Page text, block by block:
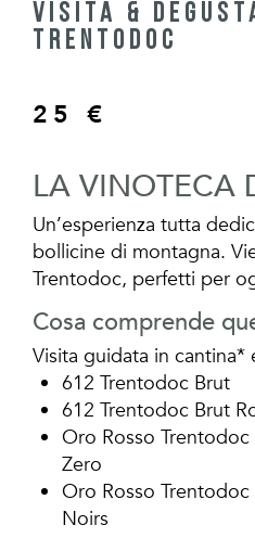
VISITA &
TRENTODOC
25 €
LA VINOTECA
Un’esperienza tutta
bollicine di montagna.
Trentodoc, perfetti per
Cosa comprende
Visita guidata in
612 Trentodoc Brut
612 Trentodoc Brut
Oro Rosso
Zero
Oro Rosso Trentodoc
Noirs